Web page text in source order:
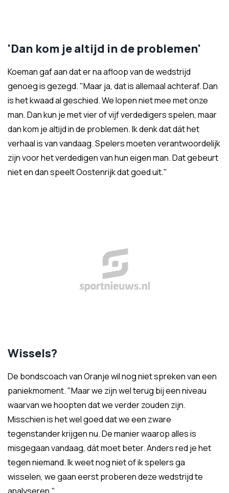
'Dan kom je altijd in de problemen'
Koeman gaf aan dat er na afloop van de wedstrijd
genoeg is gezegd. "Maar ja, dat is allemaal achteraf. Dan
is het kwaad al geschied. We lopen niet mee met onze
man. Dan kun je met vier of vijf verdedigers spelen, maar
dan kom je altijd in de problemen. Ik denk dat dát het
verhaal is van vandaag. Spelers moeten verantwoordelijk
zijn voor het verdedigen van hun eigen man. Dat gebeurt
niet en dan speelt Oostenrijk dat goed uit."
Wissels?
De bondscoach van Oranje wil nog niet spreken van een
paniekmoment. "Maar we zijn wel terug bij een niveau
waarvan we hoopten dat we verder zouden zijn.
Misschien is het wel goed dat we een zware
tegenstander krijgen nu. De manier waarop alles is
misgegaan vandaag, dát moet beter. Anders red je het
tegen niemand. Ik weet nog niet of ik spelers ga
wisselen, we gaan eerst proberen deze wedstrijd te